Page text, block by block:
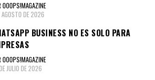
OOOPS!MAGAZINE
AGOSTO DE 2026
BUSINESS NO ES SOLO PARA
OOOPS!MAGAZINE
JULIO DE 2026